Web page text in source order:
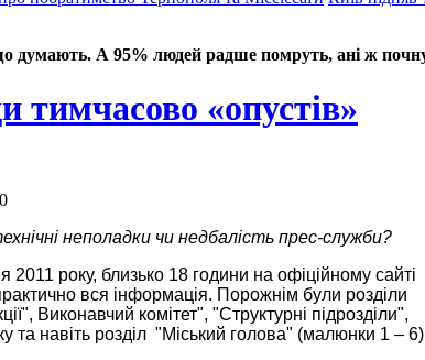
думають. А 95% людей радше помруть, ані ж
тимчасово «опустів»
неполадки чи недбалість прес-служби?
2011 року, близько 18 години на офіційному сайті
вся інформація. Порожнім були розділи
Виконавчий комітет", "Структурні підрозділи",
та навіть розділ "Міський голова" (малюнки 1 –